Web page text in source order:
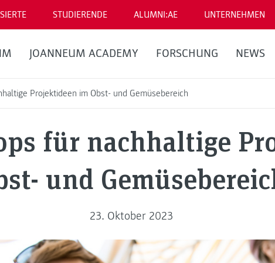
STUDIERENDE ALUMNI:AE UNTERNEHMEN
JOANNEUM ACADEMY FORSCHUNG NEWS
Projektideen im Obst- und Gemüsebereich
für nachhaltige
und
23. Oktober 2023